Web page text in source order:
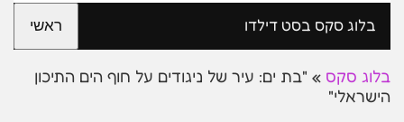
בלוג סקס בסט דילדו ראשי
בלוג סקס » "בת ים: עיר של ניגודים על חוף הים התיכון
הישראלי"